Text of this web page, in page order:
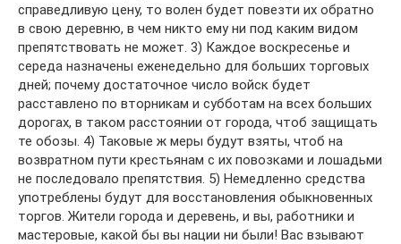
справедливую цену, то волен будет повезти их обратно
в свою деревню, в чем никто ему ни под каким видом
препятствовать не может. 3) Каждое воскресенье и
середа назначены еженедельно для больших торговых
дней; почему достаточное число войск будет
расставлено по вторникам и субботам на всех больших
дорогах, в таком расстоянии от города, чтоб защищать
те обозы. 4) Таковые ж меры будут взяты, чтоб на
возвратном пути крестьянам с их повозками и лошадьми
не последовало препятствия. 5) Немедленно средства
употреблены будут для восстановления обыкновенных
торгов. Жители города и деревень, и вы, работники и
мастеровые, какой бы вы нации ни были! Вас взывают